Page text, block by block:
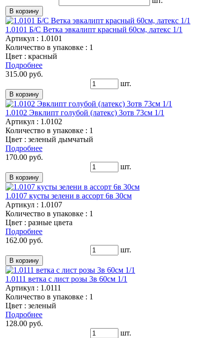
1.0101 Б/С Ветка эвкалипт красный 60см, латекс 1/1
Артикул : 1.0101
Количество в упаковке : 1
Цвет : красный
Подробнее
315.00 руб.
шт.
1.0102 Эвклипт голубой (латекс) 3отв 73см 1/1
Артикул : 1.0102
Количество в упаковке : 1
Цвет : зеленый дымчатый
Подробнее
170.00 руб.
шт.
1.0107 кусты зелени в ассорт 6в 30см
Артикул : 1.0107
Количество в упаковке : 1
Цвет : разные цвета
Подробнее
162.00 руб.
шт.
1.0111 ветка с лист розы 3в 60см 1/1
Артикул : 1.0111
Количество в упаковке : 1
Цвет : зеленый
Подробнее
128.00 руб.
шт.